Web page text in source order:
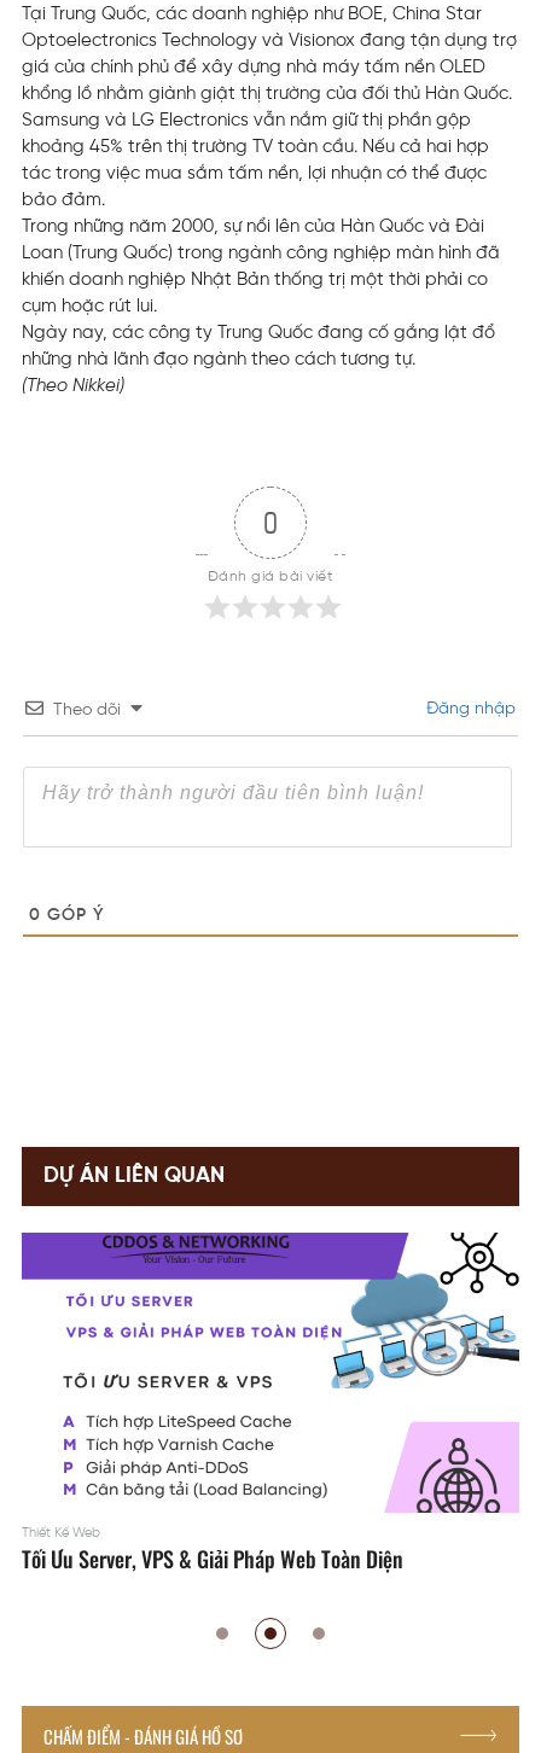
Tại Trung Quốc, các doanh nghiệp như BOE, China Star
Optoelectronics Technology và Visionox đang tận dụng trợ
giá của chính phủ để xây dựng nhà máy tấm nền OLED
khổng lồ nhằm giành giật thị trường của đối thủ Hàn Quốc.
Samsung và LG Electronics vẫn nắm giữ thị phần gộp
khoảng 45% trên thị trường TV toàn cầu. Nếu cả hai hợp
tác trong việc mua sắm tấm nền, lợi nhuận có thể được
bảo đảm.
Trong những năm 2000, sự nổi lên của Hàn Quốc và Đài
Loan (Trung Quốc) trong ngành công nghiệp màn hình đã
khiến doanh nghiệp Nhật Bản thống trị một thời phải co
cụm hoặc rút lui.
Ngày nay, các công ty Trung Quốc đang cố gắng lật đổ
những nhà lãnh đạo ngành theo cách tương tự.
(Theo Nikkei)
0
Đánh giá bài viết
Theo dõi Đăng nhập
0 GÓP Ý
DỰ ÁN LIÊN QUAN
Thiết Kế Web
Tối Ưu Server, VPS & Giải Pháp Web Toàn Diện
CHẤM ĐIỂM - ĐÁNH GIÁ HỒ SƠ